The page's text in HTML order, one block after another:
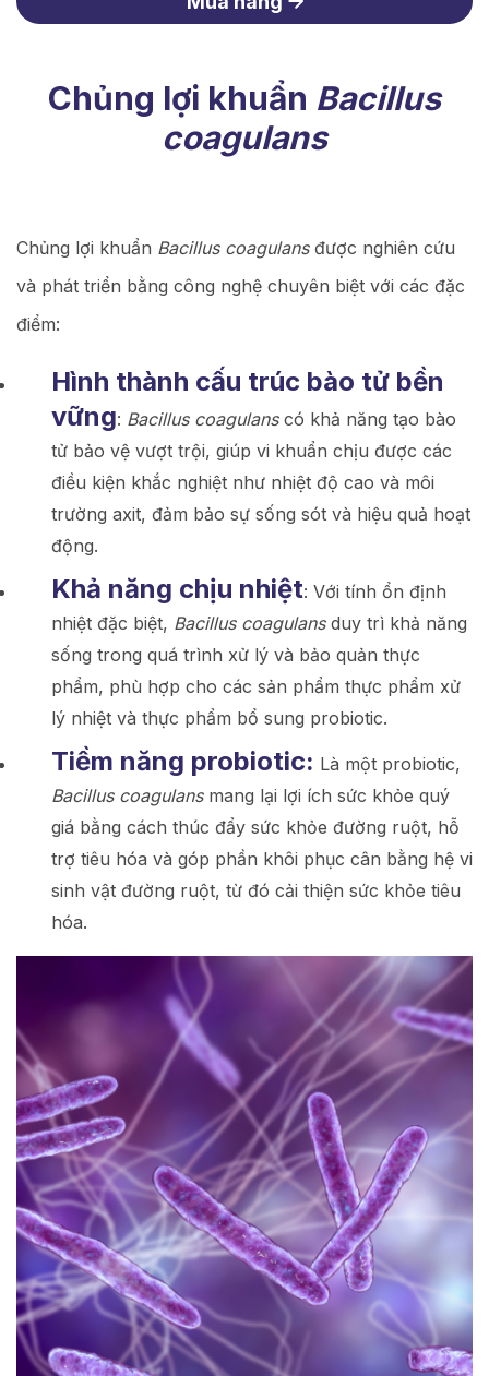
Chủng lợi khuẩn Bacillus
coagulans
Chủng lợi khuẩn Bacillus coagulansđược nghiên cứu
và phát triển bằng công nghệ chuyên biệt với các đặc
điểm:
Hình thành cấu trúc bào tử bền
vững: Bacillus coagulanscó khả năng tạo bào
tử bảo vệ vượt trội, giúp vi khuẩn chịu được các
điều kiện khắc nghiệt như nhiệt độ cao và môi
trường axit, đảm bảo sự sống sót và hiệu quả hoạt
động.
Khả năng chịu nhiệt: Với tính ổn định
nhiệt đặc biệt, Bacillus coagulansduy trì khả năng
sống trong quá trình xử lý và bảo quản thực
phẩm, phù hợp cho các sản phẩm thực phẩm xử
lý nhiệt và thực phẩm bổ sung probiotic.
Tiềm năng probiotic: Là một probiotic,
Bacillus coagulansmang lại lợi ích sức khỏe quý
giá bằng cách thúc đẩy sức khỏe đường ruột, hỗ
trợ tiêu hóa và góp phần khôi phục cân bằng hệ vi
sinh vật đường ruột, từ đó cải thiện sức khỏe tiêu
hóa.